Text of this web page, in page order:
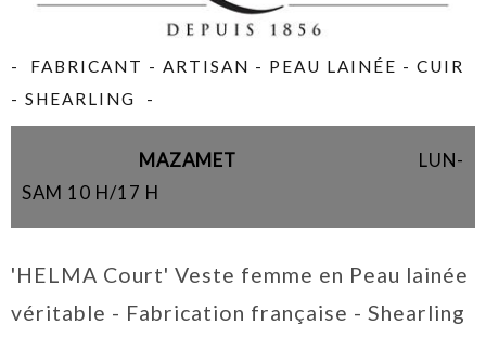
- FABRICANT - ARTISAN - PEAU LAINÉE - CUIR
- SHEARLING -
MAZAMET LUN-
SAM 10 H/17 H
'HELMA Court' Veste femme en Peau lainée
véritable - Fabrication française - Shearling